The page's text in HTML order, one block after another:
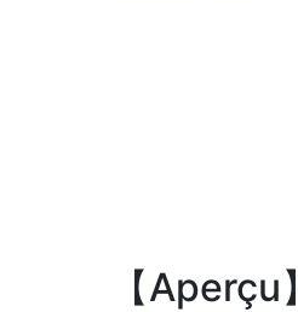
【Aperçu】